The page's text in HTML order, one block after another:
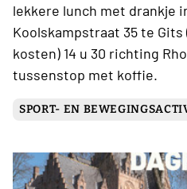
lekkere lunch met drankje
Koolskampstraat 35 te
kosten) 14 u 30 richting
tussenstop met koffie.
SPORT- EN